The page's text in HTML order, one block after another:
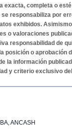
exacta, completa o
se responsabiliza por
exhibidos.
o valoraciones
responsabilidad de
posición o aprobación
la información
y criterio exclusivo
ANCASH